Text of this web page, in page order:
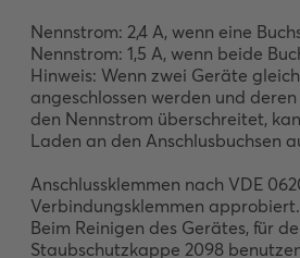
Nennstrom: 2,4 A, wenn eine
Nennstrom: 1,5 A, wenn beide
Hinweis: Wenn zwei Geräte
angeschlossen werden und
den Nennstrom überschreitet,
Laden an den Anschlusbuchsen
Anschlussklemmen nach VDE
Verbindungsklemmen approbiert.
Beim Reinigen des Gerätes, für
Staubschutzkappe 2098